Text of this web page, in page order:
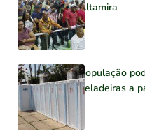
Altamira
População
geladeiras a